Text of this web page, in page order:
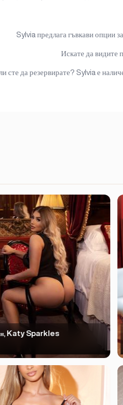
Sylvia предлага гъвкави опции
Искате да видите
сте да резервирате? Sylvia е
Katy Sparkles